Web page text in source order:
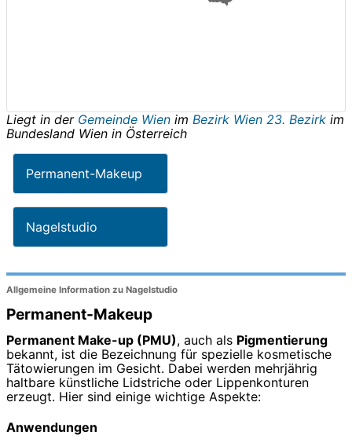
Liegt in der Gemeinde Wien im Bezirk Wien 23. Bezirk im
Bundesland Wien in Österreich
Permanent-Makeup
Nagelstudio
Allgemeine Information zu Nagelstudio
Permanent-Makeup
Permanent Make-up (PMU), auch als Pigmentierung
bekannt, ist die Bezeichnung für spezielle kosmetische
Tätowierungen im Gesicht. Dabei werden mehrjährig
haltbare künstliche Lidstriche oder Lippenkonturen
erzeugt. Hier sind einige wichtige Aspekte:
Anwendungen